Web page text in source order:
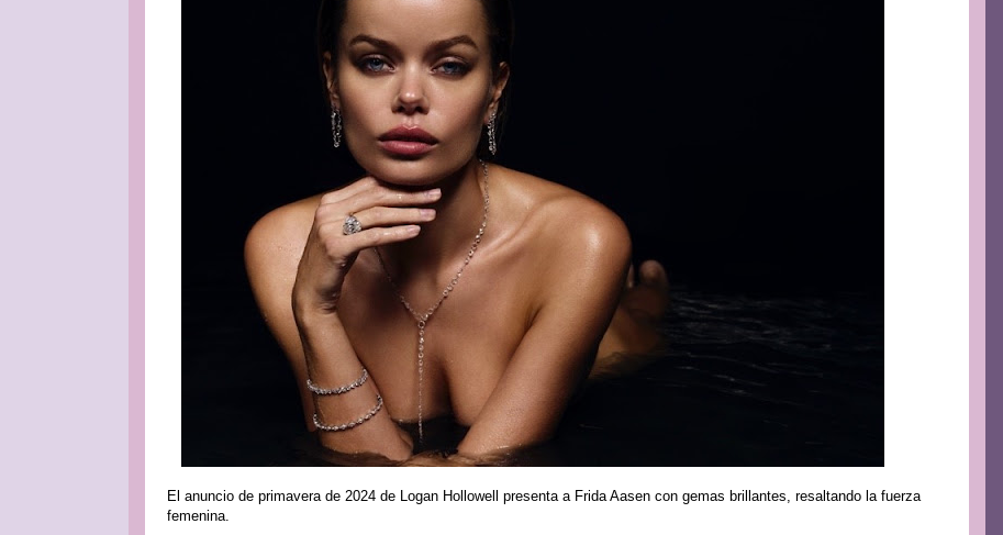
El anuncio de primavera de 2024 de Logan Hollowell presenta a Frida Aasen con gemas brillantes, resaltando la fuerza
femenina.